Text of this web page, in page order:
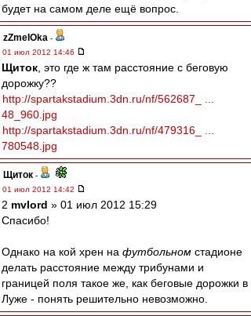
будет на самом деле ещё вопрос.
zZmeIOka -
01 июл 2012 14:46
Щиток , это где ж там расстояние с беговую
дорожку??
http://spartakstadium.3dn.ru/nf/562687_ ...
48_960.jpg
http://spartakstadium.3dn.ru/nf/479316_ ...
780548.jpg
Щиток -
01 июл 2012 14:42
2 mvlord » 01 июл 2012 15:29
Спасибо!
Однако на кой хрен на футбольном стадионе
делать расстояние между трибунами и
границей поля такое же, как беговые дорожки в
Луже - понять решительно невозможно.